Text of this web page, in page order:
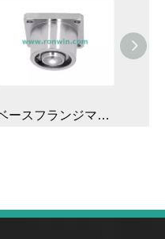
ベースフランジマウントヘビーロードボールダウンボール転送ユニット